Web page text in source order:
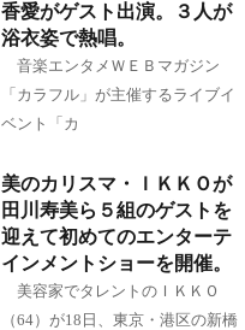
香愛がゲスト出演。３人が
浴衣姿で熱唱。
音楽エンタメＷＥＢマガジン
「カラフル」が主催するライブイ
ベント「カ
美のカリスマ・ＩＫＫＯが
田川寿美ら５組のゲストを
迎えて初めてのエンターテ
インメントショーを開催。
美容家でタレントのＩＫＫＯ
（64）が18日、東京・港区の新橋